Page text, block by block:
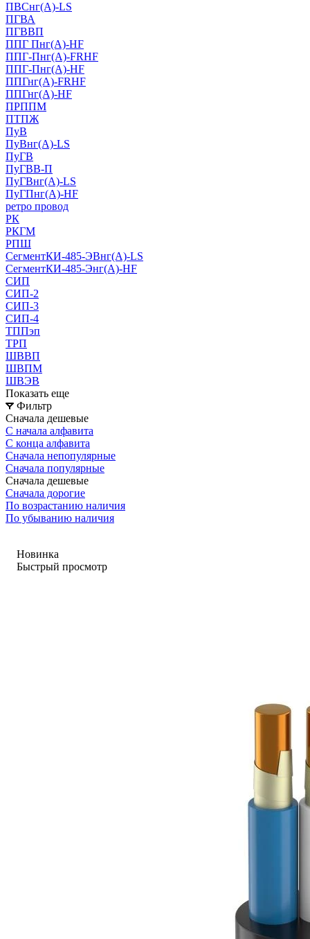
ПВСнг(А)-LS
ПГВА
ПГВВП
ППГ Пнг(А)-HF
ППГ-Пнг(А)-FRHF
ППГ-Пнг(А)-HF
ППГнг(А)-FRHF
ППГнг(А)-HF
ПРППМ
ПТПЖ
ПуВ
ПуВнг(А)-LS
ПуГВ
ПуГВВ-П
ПуГВнг(А)-LS
ПуГПнг(А)-HF
ретро провод
РК
РКГМ
РПШ
СегментКИ-485-ЭВнг(А)-LS
СегментКИ-485-Энг(А)-HF
СИП
СИП-2
СИП-3
СИП-4
ТППэп
ТРП
ШВВП
ШВПМ
ШВЭВ
Показать еще
Фильтр
Сначала дешевые
С начала алфавита
С конца алфавита
Сначала непопулярные
Сначала популярные
Сначала дешевые
Сначала дорогие
По возрастанию наличия
По убыванию наличия
Новинка
Быстрый просмотр